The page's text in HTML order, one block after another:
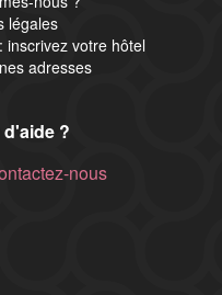
légales
inscrivez votre hôtel
adresses
?
nous